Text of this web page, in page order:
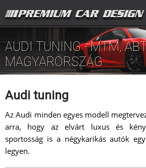
AUDI TUNING - MTM,
MAGYARORSZÁG
Audi tuning
Az Audi minden egyes modell
arra, hogy az elvárt luxus és
sportosság is a négykarikás autók
legyen.